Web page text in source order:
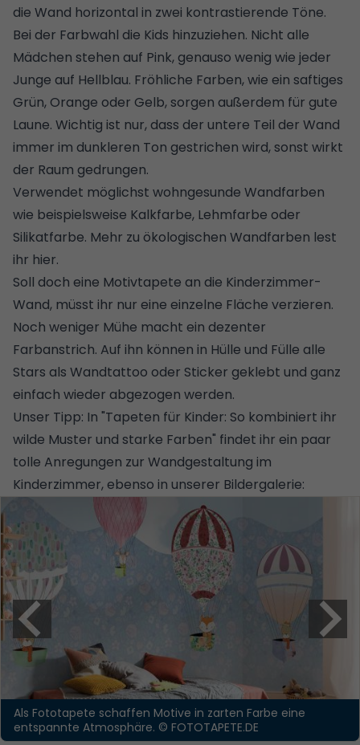
die Wand horizontal in zwei kontrastierende Töne.
Bei der Farbwahl die Kids hinzuziehen. Nicht alle
Mädchen stehen auf Pink, genauso wenig wie jeder
Junge auf Hellblau. Fröhliche Farben, wie ein saftiges
Grün, Orange oder Gelb, sorgen außerdem für gute
Laune. Wichtig ist nur, dass der untere Teil der Wand
immer im dunkleren Ton gestrichen wird, sonst wirkt
der Raum gedrungen.
Verwendet möglichst wohngesunde Wandfarben
wie beispielsweise Kalkfarbe, Lehmfarbe oder
Silikatfarbe. Mehr zu ökologischen Wandfarben lest
ihr hier.
Soll doch eine Motivtapete an die Kinderzimmer-
Wand, müsst ihr nur eine einzelne Fläche verzieren.
Noch weniger Mühe macht ein dezenter
Farbanstrich. Auf ihn können in Hülle und Fülle alle
Stars als Wandtattoo oder Sticker geklebt und ganz
einfach wieder abgezogen werden.
Unser Tipp: In "Tapeten für Kinder: So kombiniert ihr
wilde Muster und starke Farben" findet ihr ein paar
tolle Anregungen zur Wandgestaltung im
Kinderzimmer, ebenso in unserer Bildergalerie:
Als Fototapete schaffen Motive in zarten Farbe eine
entspannte Atmosphäre. © FOTOTAPETE.DE